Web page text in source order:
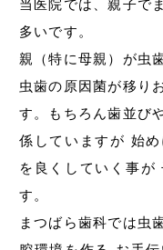
当医院では、親子で
多いです。
親（特に母親）が虫
虫歯の原因菌が移り
す。もちろん歯並び
係していますが 始
を良くしていく事が
す。
まつばら歯科では虫